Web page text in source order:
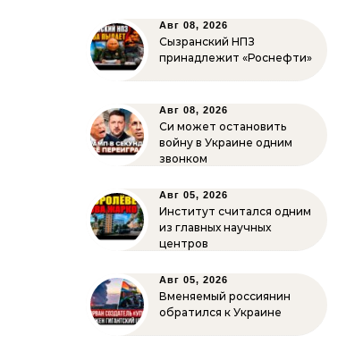
Авг 08, 2026
Сызранский НПЗ
принадлежит «Роснефти»
Авг 08, 2026
Си может остановить
войну в Украине одним
звонком
Авг 05, 2026
Институт считался одним
из главных научных
центров
Авг 05, 2026
Вменяемый россиянин
обратился к Украине